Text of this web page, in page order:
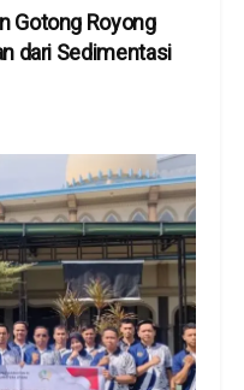
Gotong Royong
dari Sedimentasi